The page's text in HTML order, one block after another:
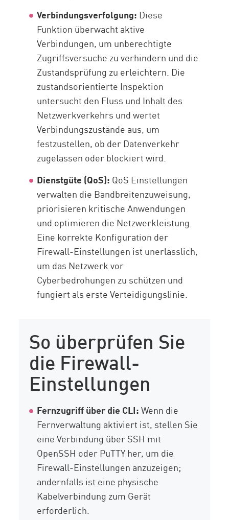
Verbindungsverfolgung: Diese
Funktion überwacht aktive
Verbindungen, um unberechtigte
Zugriffsversuche zu verhindern und die
Zustandsprüfung zu erleichtern. Die
zustandsorientierte Inspektion
untersucht den Fluss und Inhalt des
Netzwerkverkehrs und wertet
Verbindungszustände aus, um
festzustellen, ob der Datenverkehr
zugelassen oder blockiert wird.
Dienstgüte (QoS): QoS Einstellungen
verwalten die Bandbreitenzuweisung,
priorisieren kritische Anwendungen
und optimieren die Netzwerkleistung.
Eine korrekte Konfiguration der
Firewall-Einstellungen ist unerlässlich,
um das Netzwerk vor
Cyberbedrohungen zu schützen und
fungiert als erste Verteidigungslinie.
So überprüfen Sie
die Firewall-
Einstellungen
Fernzugriff über die CLI:Wenn die
Fernverwaltung aktiviert ist, stellen Sie
eine Verbindung über SSH mit
OpenSSH oder PuTTY her, um die
Firewall-Einstellungen anzuzeigen;
andernfalls ist eine physische
Kabelverbindung zum Gerät
erforderlich.